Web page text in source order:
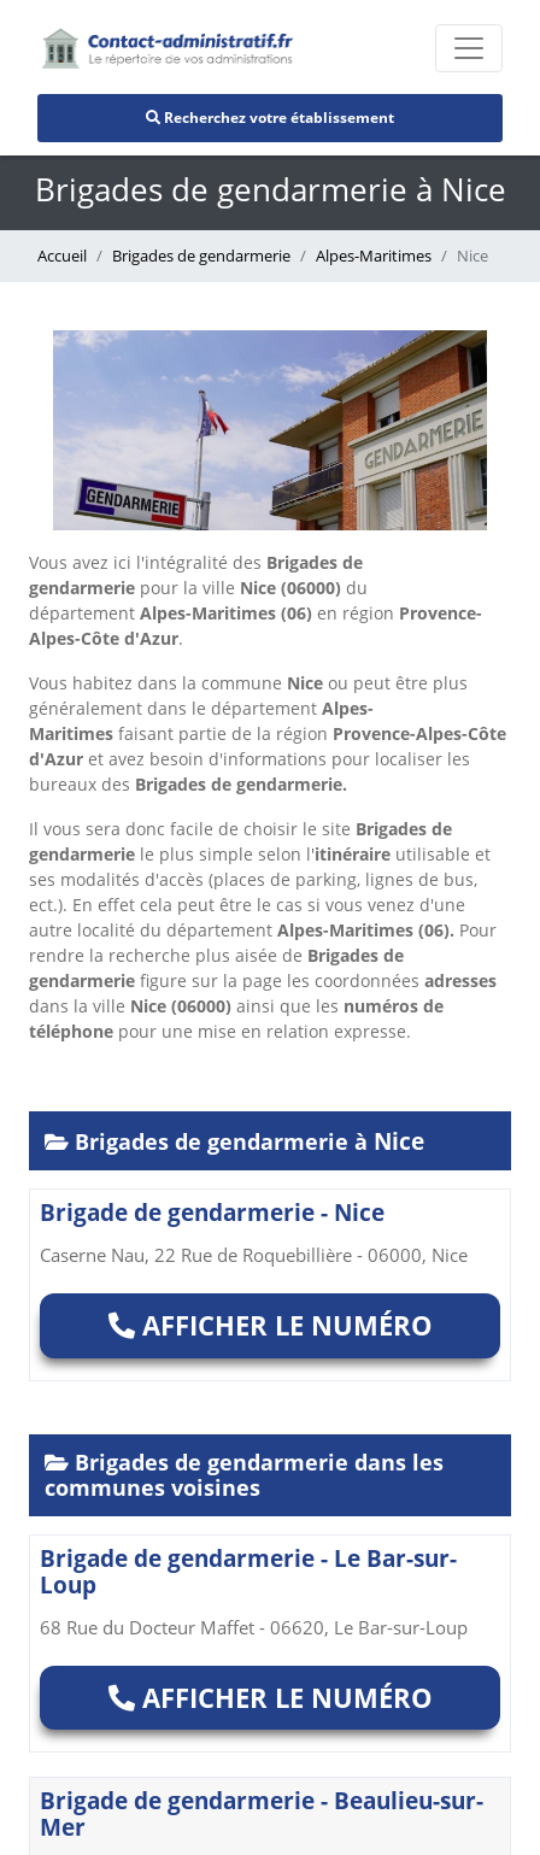
Recherchez votre établissement
Brigades de gendarmerie à Nice
Accueil Brigades de gendarmerie Alpes-Maritimes Nice
Vous avez ici l'intégralité des Brigades de
gendarmerie pour la ville Nice (06000) du
département Alpes-Maritimes (06) en région Provence-
Alpes-Côte d'Azur.
Vous habitez dans la commune Nice ou peut être plus
généralement dans le département Alpes-
Maritimes faisant partie de la région Provence-Alpes-Côte
d'Azur et avez besoin d'informations pour localiser les
bureaux des Brigades de gendarmerie.
Il vous sera donc facile de choisir le site Brigades de
gendarmerie le plus simple selon l'itinéraire utilisable et
ses modalités d'accès (places de parking, lignes de bus,
ect.). En effet cela peut être le cas si vous venez d'une
autre localité du département Alpes-Maritimes (06). Pour
rendre la recherche plus aisée de Brigades de
gendarmerie figure sur la page les coordonnées adresses
dans la ville Nice (06000) ainsi que les numéros de
téléphone pour une mise en relation expresse.
Brigades de gendarmerie à Nice
Brigade de gendarmerie - Nice
Caserne Nau, 22 Rue de Roquebillière - 06000, Nice
AFFICHER LE NUMÉRO
Brigades de gendarmerie dans les
communes voisines
Brigade de gendarmerie - Le Bar-sur-
Loup
68 Rue du Docteur Maffet - 06620, Le Bar-sur-Loup
AFFICHER LE NUMÉRO
Brigade de gendarmerie - Beaulieu-sur-
Mer